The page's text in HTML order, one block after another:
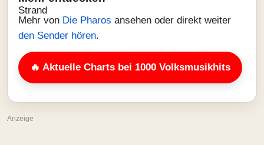
Mehr von Die Pharos ansehen oder direkt weiter
den Sender hören.
🔥 Aktuelle Charts bei 1000 Volksmusikhits
Anzeige